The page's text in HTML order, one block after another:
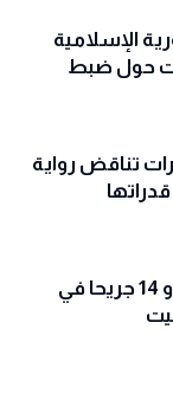
الإسلامية
حول ضبط
تناقض رواية
الصحة اللبنانية: 13 شهيدا و 14 جريحا في